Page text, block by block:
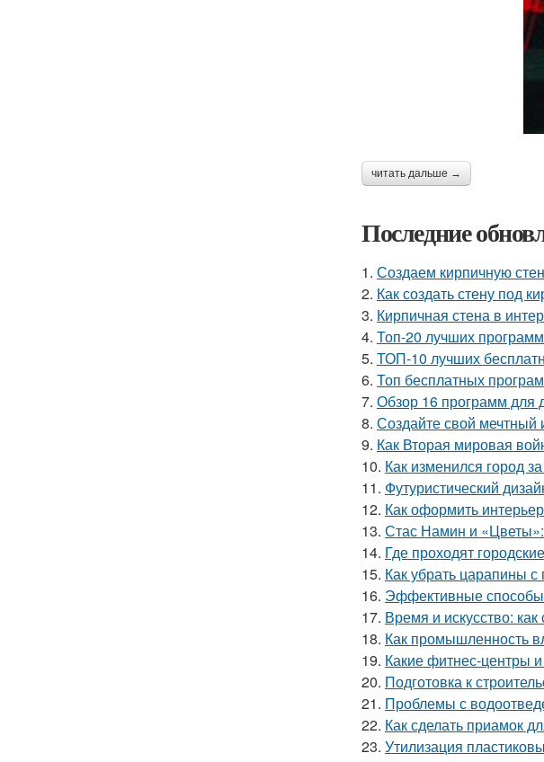
читать дальше →
Последние
1. Создаем кирпичную
2. Как создать стену под
3. Кирпичная стена в
4. Топ-20 лучших
5. ТОП-10 лучших
6. Топ бесплатных
7. Обзор 16 программ для
8. Создайте свой мечтный
9. Как Вторая мировая
10. Как изменился город
11. Футуристический
12. Как оформить
13. Стас Намин и «Цветы»:
14. Где проходят
15. Как убрать царапины
16. Эффективные способы
17. Время и искусство:
18. Как промышленность
19. Какие фитнес-центры
20. Подготовка к
21. Проблемы с
22. Как сделать приамок
23. Утилизация